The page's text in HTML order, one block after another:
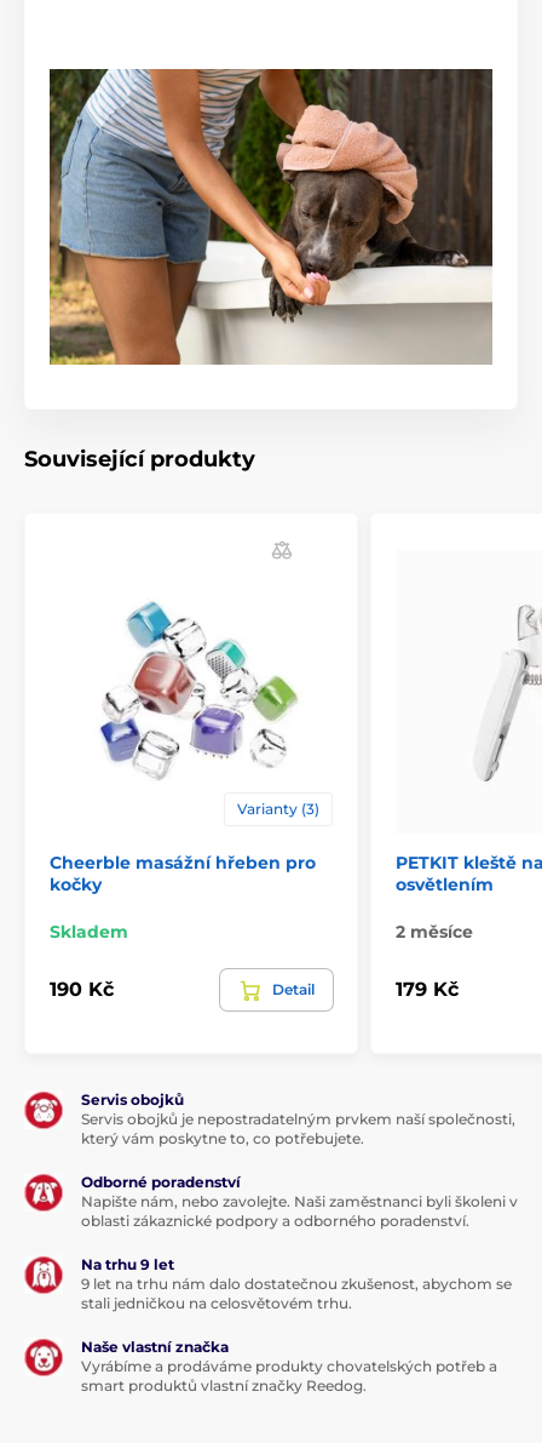
Související produkty
Varianty (3)
Cheerble masážní hřeben pro
kočky
Skladem
190 Kč Detail
PETKIT kleště
osvětlením
2 měsíce
179 Kč
Servis obojků
Servis obojků je nepostradatelným prvkem naší společnosti,
který vám poskytne to, co potřebujete.
Odborné poradenství
Napište nám, nebo zavolejte. Naši zaměstnanci byli školeni v
oblasti zákaznické podpory a odborného poradenství.
Na trhu 9 let
9 let na trhu nám dalo dostatečnou zkušenost, abychom se
stali jedničkou na celosvětovém trhu.
Naše vlastní značka
Vyrábíme a prodáváme produkty chovatelských potřeb a
smart produktů vlastní značky Reedog.